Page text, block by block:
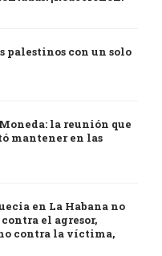
palestinos con un solo
la reunión que
mantener en las
en La Habana no
el agresor,
contra la víctima,